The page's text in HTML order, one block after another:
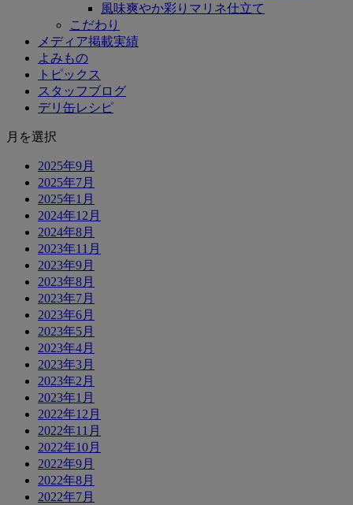
風味爽やか彩りマリネ仕立て
こだわり
メディア掲載実績
よみもの
トピックス
スタッフブログ
デリ缶レシピ
月を選択
2025年9月
2025年7月
2025年1月
2024年12月
2024年8月
2023年11月
2023年9月
2023年8月
2023年7月
2023年6月
2023年5月
2023年4月
2023年3月
2023年2月
2023年1月
2022年12月
2022年11月
2022年10月
2022年9月
2022年8月
2022年7月